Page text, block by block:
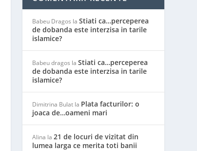
Babeu Dragos laStiati ca…perceperea
de dobanda este interzisa in tarile
islamice?
Babeu dragos laStiati ca…perceperea
de dobanda este interzisa in tarile
islamice?
Dimitrina Bulat la Plata facturilor: o
joaca de…oameni mari
Alina la21 de locuri de vizitat din
lumea larga ce merita toti banii